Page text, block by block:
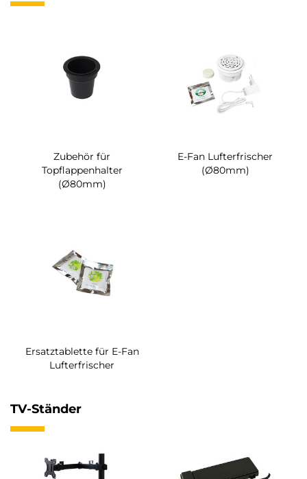
Zubehör für
Topflappenhalter
(Ø80mm)
E-Fan Lufterfrischer
(Ø80mm)
Ersatztablette für E-Fan
Lufterfrischer
TV-Ständer